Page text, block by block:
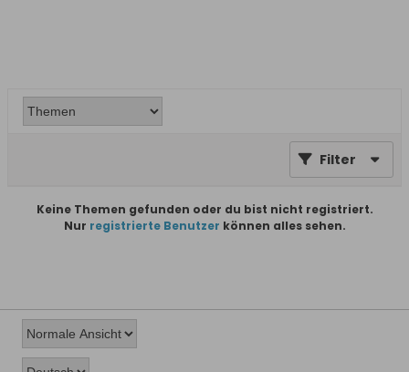
Filter
Keine Themen gefunden oder du bist nicht registriert.
Nur registrierte Benutzer können alles sehen.